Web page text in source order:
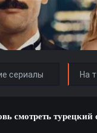
сериалы На
смотреть турецкий